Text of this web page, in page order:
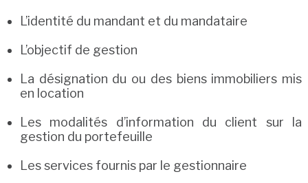
L’identité du mandant et du mandataire
L’objectif de gestion
La désignation du ou des biens immobiliers mis
en location
Les modalités d’information du client sur la
gestion du portefeuille
Les services fournis par le gestionnaire